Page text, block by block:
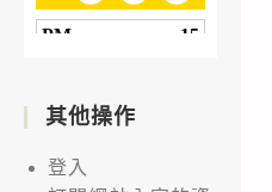
其他操作
登入